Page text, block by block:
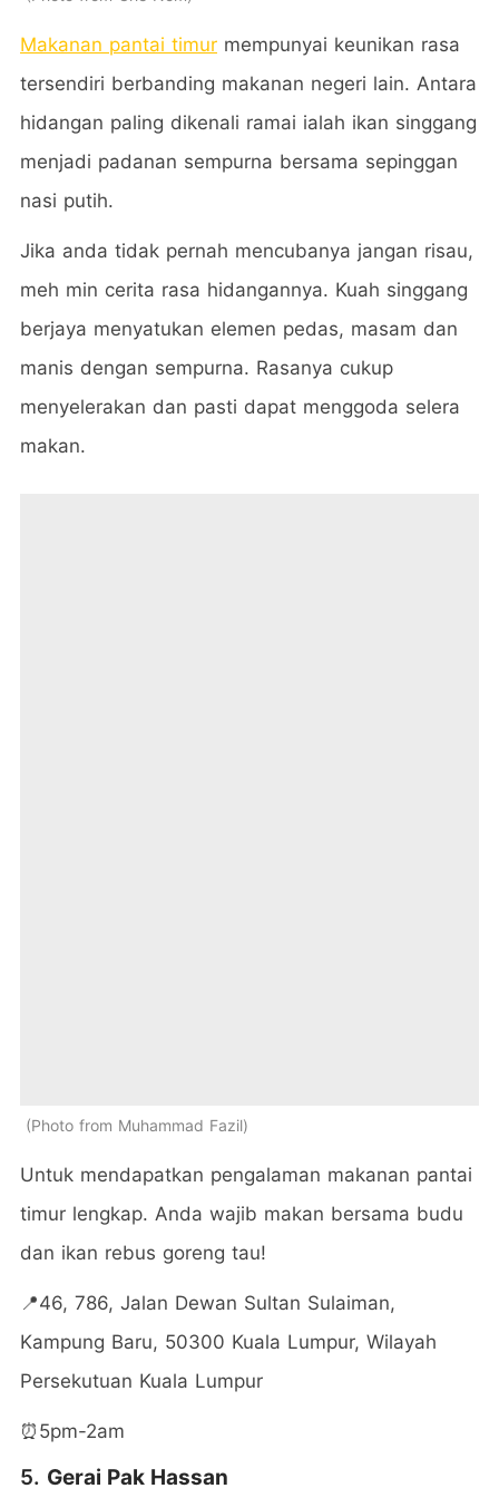
Makanan pantai timur mempunyai keunikan rasa
tersendiri berbanding makanan negeri lain. Antara
hidangan paling dikenali ramai ialah ikan singgang
menjadi padanan sempurna bersama sepinggan
nasi putih.
Jika anda tidak pernah mencubanya jangan risau,
meh min cerita rasa hidangannya. Kuah singgang
berjaya menyatukan elemen pedas, masam dan
manis dengan sempurna. Rasanya cukup
menyelerakan dan pasti dapat menggoda selera
makan.
Photo from Muhammad Fazil
Untuk mendapatkan pengalaman makanan pantai
timur lengkap. Anda wajib makan bersama budu
dan ikan rebus goreng tau!
📍46, 786, Jalan Dewan Sultan Sulaiman,
Kampung Baru, 50300 Kuala Lumpur, Wilayah
Persekutuan Kuala Lumpur
⏰5pm-2am
5. Gerai Pak Hassan